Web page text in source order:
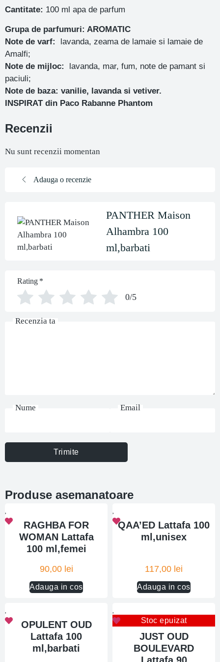
Cantitate: 100 ml apa de parfum
Grupa de parfumuri: AROMATIC
Note de varf:
lavanda, zeama de lamaie si lamaie de
Amalfi;
Note de mijloc:
lavanda, mar, fum, note de pamant si
paciuli;
Note de baza: vanilie, lavanda si vetiver.
INSPIRAT din Paco Rabanne Phantom
Recenzii
Nu sunt recenzii momentan
Adauga o recenzie
PANTHER Maison
Alhambra 100
ml,barbati
Rating *
0/5
Recenzia ta
Nume Email
Trimite
Produse asemanatoare
RAGHBA FOR
WOMAN Lattafa
100 ml,femei
90,00 lei
Adauga in cos
QAA’ED Lattafa 100
ml,unisex
117,00 lei
Adauga in cos
OPULENT OUD
Lattafa 100
ml,barbati
Stoc epuizat
JUST OUD
BOULEVARD